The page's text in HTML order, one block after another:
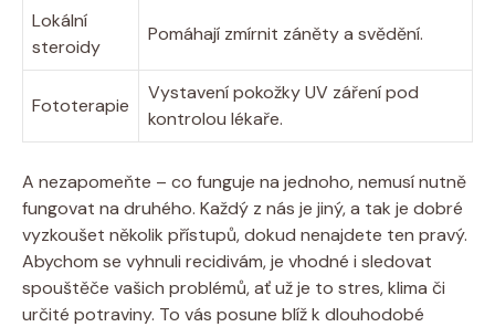
Lokální
steroidy
Pomáhají zmírnit⁤ záněty ⁤a svědění.
Fototerapie
Vystavení pokožky⁢ UV záření pod
kontrolou lékaře.
A nezapomeňte – co funguje⁢ na jednoho, nemusí⁣ nutně
fungovat na druhého. Každý⁣ z⁢ nás je jiný, a tak je dobré
vyzkoušet několik​ přístupů, dokud nenajdete ⁤ten pravý.
Abychom se vyhnuli recidivám, ‍je vhodné i sledovat
spouštěče vašich problémů, ať už je to stres, ​klima či
určité potraviny. To ⁣vás posune blíž k dlouhodobé